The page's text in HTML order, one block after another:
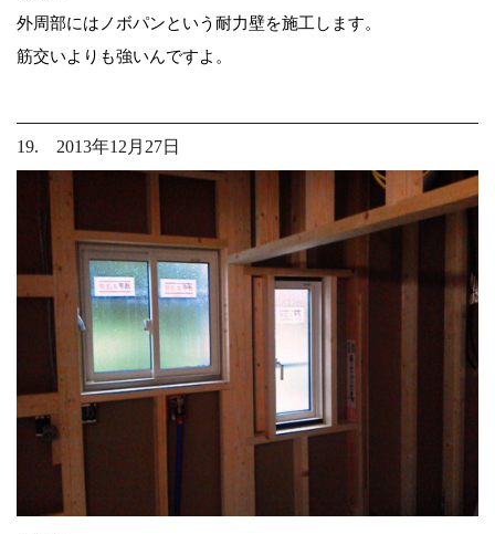
外周部にはノボパンという耐力壁を施工します。
筋交いよりも強いんですよ。
19. 2013年12月27日